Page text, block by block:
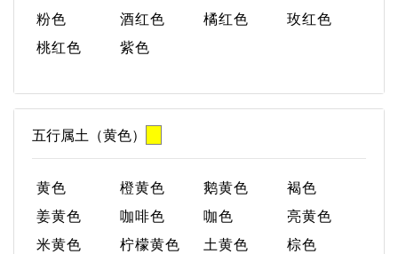
粉色
酒红色 橘红色
玫红色
桃红色
紫色
五行属土（黄色）
黄色 橙黄色 鹅黄色
褐色
姜黄色
咖啡色 咖色
亮黄色
米黄色
柠檬黄色 土黄色 棕色